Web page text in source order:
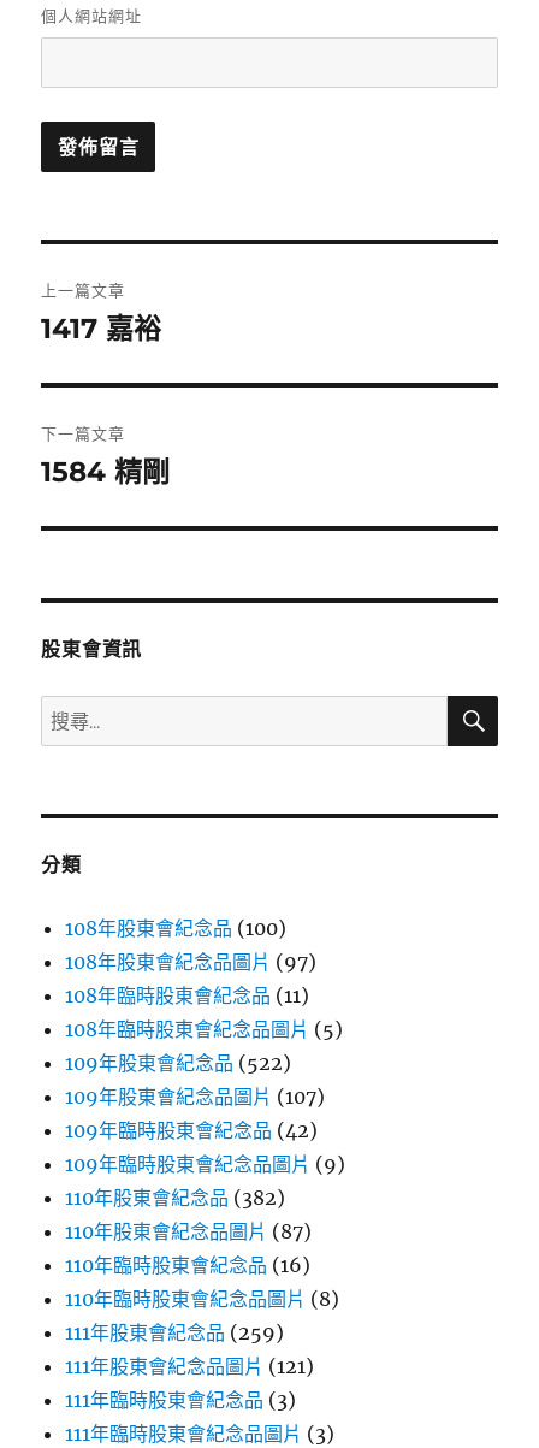
個人網站網址
章
覽
上一篇文章
上
篇
文
章:
1417 嘉裕
下一篇文章
下
篇
章:
1584 精剛
股東會資訊
搜
尋
鍵
搜
分類
108年股東會紀念品 (100)
108年股東會紀念品圖片 (97)
108年臨時股東會紀念品 (11)
108年臨時股東會紀念品圖片 (5)
109年股東會紀念品 (522)
109年股東會紀念品圖片 (107)
109年臨時股東會紀念品 (42)
109年臨時股東會紀念品圖片 (9)
110年股東會紀念品 (382)
110年股東會紀念品圖片 (87)
110年臨時股東會紀念品 (16)
110年臨時股東會紀念品圖片 (8)
111年股東會紀念品 (259)
111年股東會紀念品圖片 (121)
111年臨時股東會紀念品 (3)
111年臨時股東會紀念品圖片 (3)